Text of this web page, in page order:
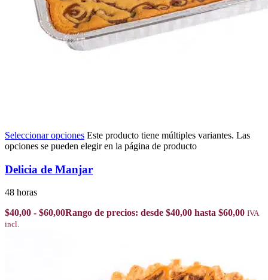
Seleccionar opciones Este producto tiene múltiples variantes. Las
opciones se pueden elegir en la página de producto
Delicia de Manjar
48 horas
$40,00 - $60,00Rango de precios: desde $40,00 hasta $60,00 IVA
incl.